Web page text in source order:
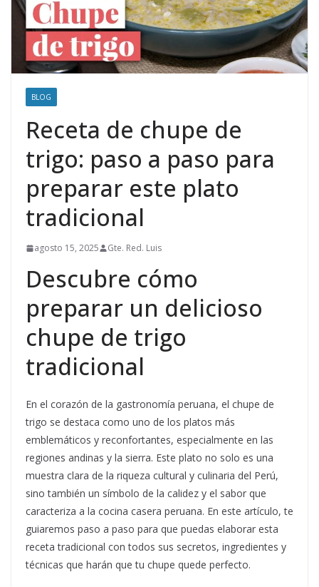
BLOG
Receta de chupe de
trigo: paso a paso para
preparar este plato
tradicional
agosto 15, 2025 Gte. Red. Luis
Descubre cómo
preparar un delicioso
chupe de trigo
tradicional
En el corazón de la gastronomía peruana, el chupe de
trigo se destaca como uno de los platos más
emblemáticos y reconfortantes, especialmente en las
regiones andinas y la sierra. Este plato no solo es una
muestra clara de la riqueza cultural y culinaria del Perú,
sino también un símbolo de la calidez y el sabor que
caracteriza a la cocina casera peruana. En este artículo, te
guiaremos paso a paso para que puedas elaborar esta
receta tradicional con todos sus secretos, ingredientes y
técnicas que harán que tu chupe quede perfecto.